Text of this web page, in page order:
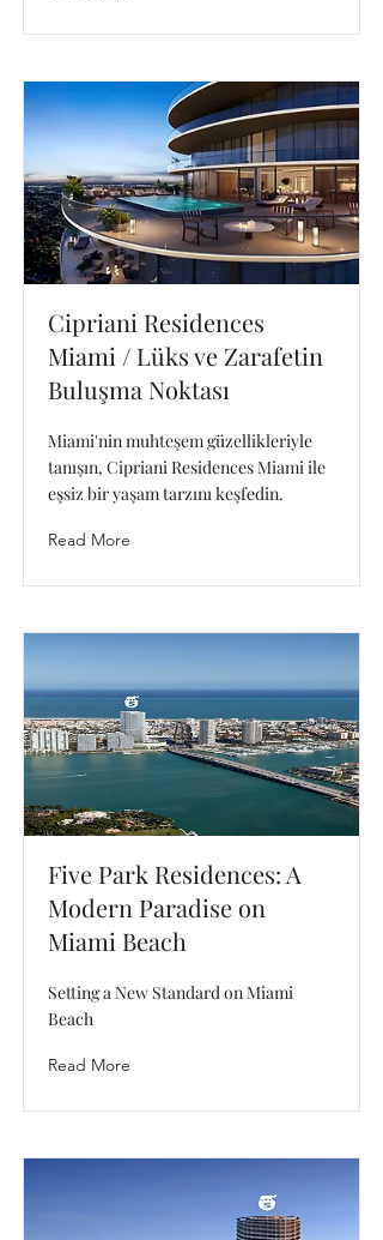
Cipriani Residences
Miami / Lüks ve Zarafetin
Buluşma Noktası
Miami'nin muhteşem güzellikleriyle
tanışın, Cipriani Residences Miami ile
eşsiz bir yaşam tarzını keşfedin.
Read More
Five Park Residences: A
Modern Paradise on
Miami Beach
Setting a New Standard on Miami
Beach
Read More